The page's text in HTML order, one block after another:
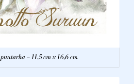
– 11,5 cm x 16,6 cm